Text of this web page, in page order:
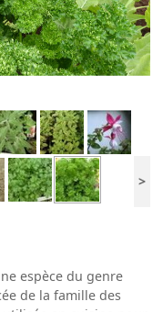
>
espèce du genre
de la famille des